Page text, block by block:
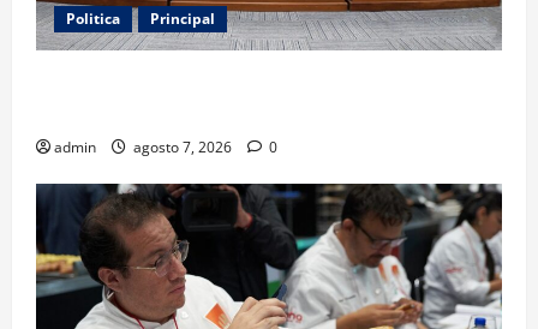
Politica Principal
admin agosto 7, 2026 0